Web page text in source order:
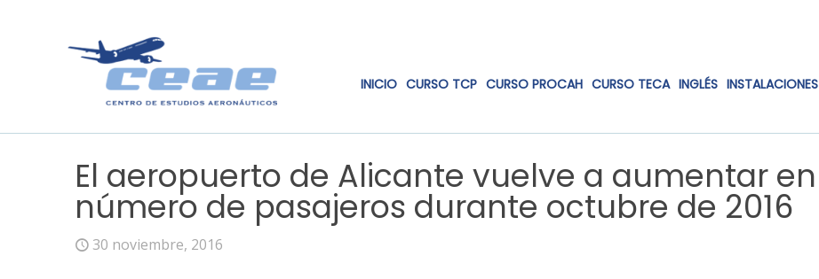
INICIO CURSO TCP CURSO PROCAH CURSO TECA INGLÉS INSTALACIONES
El aeropuerto de Alicante vuelve a aumentar en
número de pasajeros durante octubre de 2016
30 noviembre, 2016